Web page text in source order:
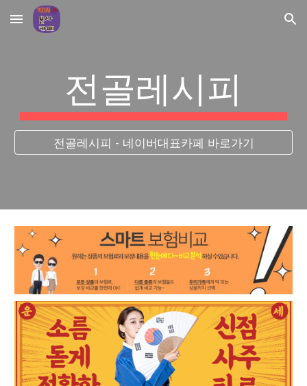
Skip to main content Skip to navigation
전골레시피
전골레시피 - 네이버대표카페 바로가기